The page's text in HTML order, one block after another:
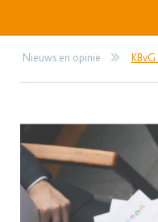
Nieuws en opinie